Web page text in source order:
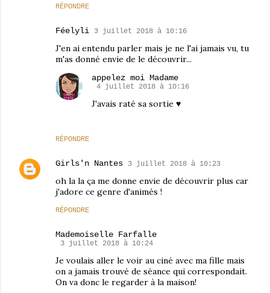
RÉPONDRE
Féelyli 3 juillet 2018 à 10:16
J'en ai entendu parler mais je ne l'ai jamais vu, tu
m'as donné envie de le découvrir...
RÉPONDRE
appelez moi Madame
4 juillet 2018 à 10:16
J'avais raté sa sortie ♥
Girls'n Nantes 3 juillet 2018 à 10:23
oh la la ça me donne envie de découvrir plus car
j'adore ce genre d'animés !
RÉPONDRE
Mademoiselle Farfalle
3 juillet 2018 à 10:24
Je voulais aller le voir au ciné avec ma fille mais
on a jamais trouvé de séance qui correspondait.
On va donc le regarder à la maison!